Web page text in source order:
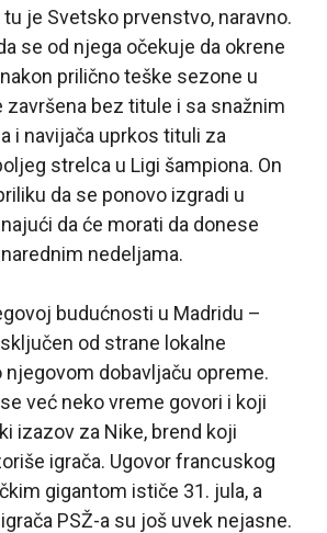
tu je Svetsko prvenstvo, naravno.
se od njega očekuje da okrene
prilično teške sezone u
završena bez titule i sa snažnim
i navijača uprkos tituli za
strelca u Ligi šampiona. On
da se ponovo izgradi u
da će morati da donese
nedeljama.
budućnosti u Madridu –
od strane lokalne
njegovom dobavljaču opreme.
već neko vreme govori i koji
izazov za Nike, brend koji
igrača. Ugovor francuskog
gigantom ističe 31. jula, a
PSŽ-a su još uvek nejasne.